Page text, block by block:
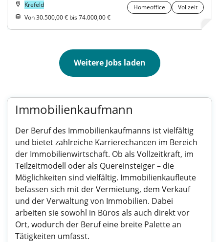
Krefeld Homeoffice
Vollzeit
Von 30.500,00 € bis 74.000,00 €
Weitere Jobs laden
Immobilienkaufmann
Der Beruf des Immobilienkaufmanns ist vielfältig
und bietet zahlreiche Karrierechancen im Bereich
der Immobilienwirtschaft. Ob als Vollzeitkraft, im
Teilzeitmodell oder als Quereinsteiger – die
Möglichkeiten sind vielfältig. Immobilienkaufleute
befassen sich mit der Vermietung, dem Verkauf
und der Verwaltung von Immobilien. Dabei
arbeiten sie sowohl in Büros als auch direkt vor
Ort, wodurch der Beruf eine breite Palette an
Tätigkeiten umfasst.